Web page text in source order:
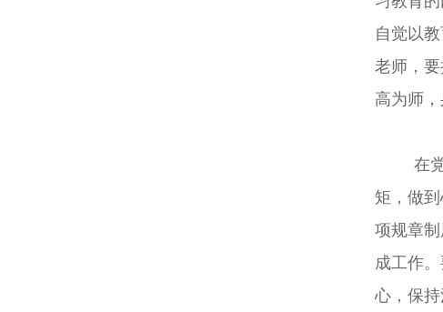
自觉以
老师，
高为师
在
矩，做
项规章
成工作
心，保持